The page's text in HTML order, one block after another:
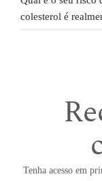
colesterol é
Tenha acesso em